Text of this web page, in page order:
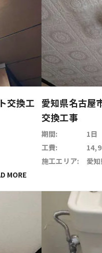
交換工
MORE
愛知県名古屋
交換工事
期間:
1日
工費:
施工エリア:
愛